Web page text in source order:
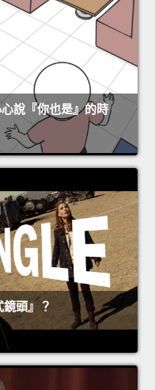
說『你也是』的時
頭』？